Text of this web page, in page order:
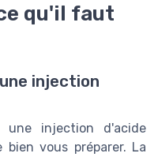
qu'il faut
injection
injection d'acide
vous préparer. La